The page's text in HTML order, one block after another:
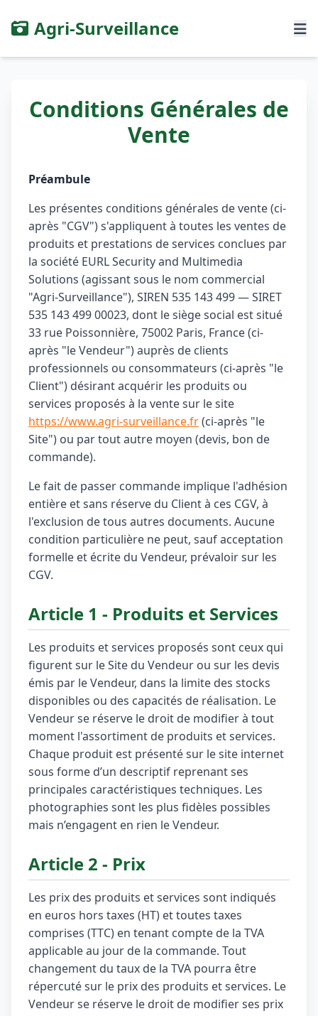
Agri-Surveillance
Conditions Générales de
Vente
Préambule
Les présentes conditions générales de vente (ci-
après "CGV") s'appliquent à toutes les ventes de
produits et prestations de services conclues par
la société EURL Security and Multimedia
Solutions (agissant sous le nom commercial
"Agri-Surveillance"), SIREN 535 143 499 — SIRET
535 143 499 00023, dont le siège social est situé
33 rue Poissonnière, 75002 Paris, France (ci-
après "le Vendeur") auprès de clients
professionnels ou consommateurs (ci-après "le
Client") désirant acquérir les produits ou
services proposés à la vente sur le site
https://www.agri-surveillance.fr(ci-après "le
Site") ou par tout autre moyen (devis, bon de
commande).
Le fait de passer commande implique l'adhésion
entière et sans réserve du Client à ces CGV, à
l'exclusion de tous autres documents. Aucune
condition particulière ne peut, sauf acceptation
formelle et écrite du Vendeur, prévaloir sur les
CGV.
Article 1 - Produits et Services
Les produits et services proposés sont ceux qui
figurent sur le Site du Vendeur ou sur les devis
émis par le Vendeur, dans la limite des stocks
disponibles ou des capacités de réalisation. Le
Vendeur se réserve le droit de modifier à tout
moment l'assortiment de produits et services.
Chaque produit est présenté sur le site internet
sous forme d’un descriptif reprenant ses
principales caractéristiques techniques. Les
photographies sont les plus fidèles possibles
mais n’engagent en rien le Vendeur.
Article 2 - Prix
Les prix des produits et services sont indiqués
en euros hors taxes (HT) et toutes taxes
comprises (TTC) en tenant compte de la TVA
applicable au jour de la commande. Tout
changement du taux de la TVA pourra être
répercuté sur le prix des produits et services. Le
Vendeur se réserve le droit de modifier ses prix